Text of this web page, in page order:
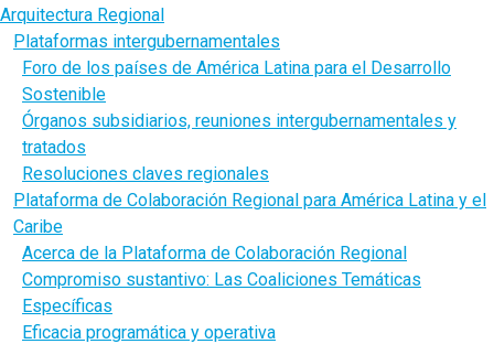
Arquitectura Regional
Plataformas intergubernamentales
Foro de los países de América Latina para el Desarrollo
Sostenible
Órganos subsidiarios, reuniones intergubernamentales y
tratados
Resoluciones claves regionales
Plataforma de Colaboración Regional para América Latina y el
Caribe
Acerca de la Plataforma de Colaboración Regional
Compromiso sustantivo: Las Coaliciones Temáticas
Específicas
Eficacia programática y operativa